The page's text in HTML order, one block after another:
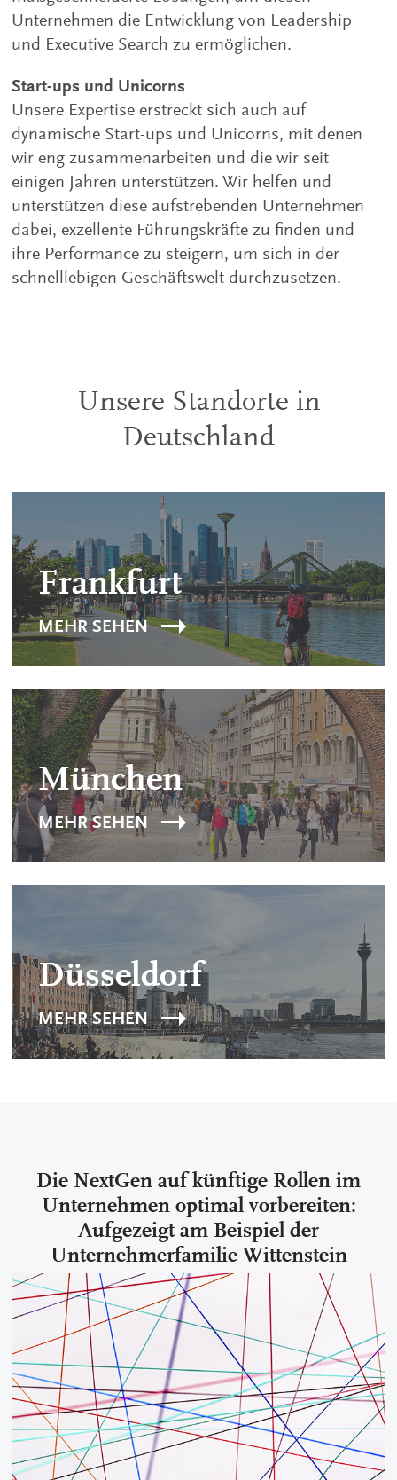
Unternehmen die Entwicklung von Leadership
und Executive Search zu ermöglichen.
Start-ups und Unicorns
Unsere Expertise erstreckt sich auch auf
dynamische Start-ups und Unicorns, mit denen
wir eng zusammenarbeiten und die wir seit
einigen Jahren unterstützen. Wir helfen und
unterstützen diese aufstrebenden Unternehmen
dabei, exzellente Führungskräfte zu finden und
ihre Performance zu steigern, um sich in der
schnelllebigen Geschäftswelt durchzusetzen.
Unsere Standorte in
Deutschland
Frankfurt
MEHR SEHEN
München
MEHR SEHEN
Düsseldorf
MEHR SEHEN
Die NextGen auf künftige Rollen im
Unternehmen optimal vorbereiten:
Aufgezeigt am Beispiel der
Unternehmerfamilie Wittenstein